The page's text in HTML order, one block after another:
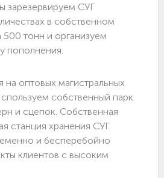
зарезервируем СУГ
в собственном
тонн и организуем
пополнения.
на оптовых магистральных
собственный парк
и сцепок. Собственная
станция хранения СУГ
и бесперебойно
клиентов с высоким